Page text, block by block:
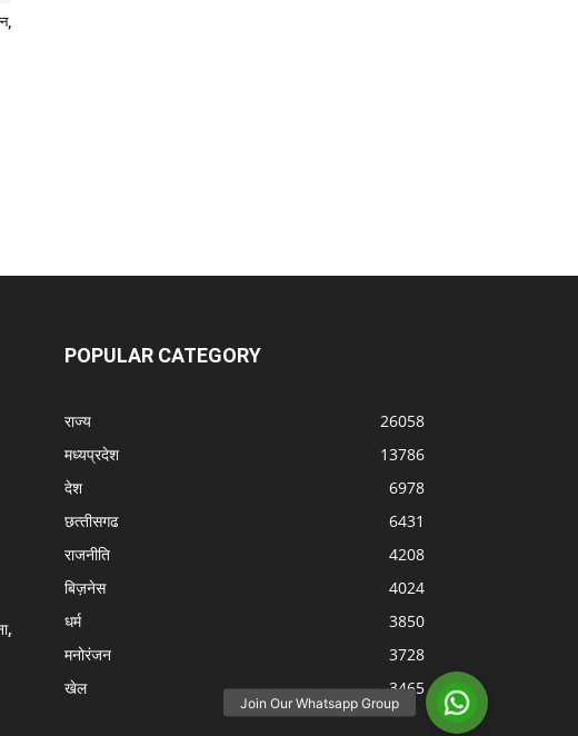
POPULAR CATEGORY
राज्‍य
26058
मध्यप्रदेश
13786
देश
6978
छत्‍तीसगढ
6431
राजनीति
4208
बिज़नेस
4024
धर्म
3850
मनोरंजन
3728
खेल
3465